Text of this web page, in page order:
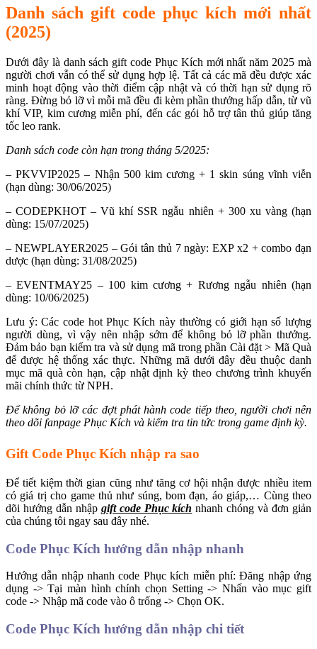
Danh sách gift code phục kích mới nhất
(2025)
Dưới đây là danh sách gift code Phục Kích mới nhất năm 2025 mà
người chơi vẫn có thể sử dụng hợp lệ. Tất cả các mã đều được xác
minh hoạt động vào thời điểm cập nhật và có thời hạn sử dụng rõ
ràng. Đừng bỏ lỡ vì mỗi mã đều đi kèm phần thưởng hấp dẫn, từ vũ
khí VIP, kim cương miễn phí, đến các gói hỗ trợ tân thủ giúp tăng
tốc leo rank.
Danh sách code còn hạn trong tháng 5/2025:
– PKVVIP2025 – Nhận 500 kim cương + 1 skin súng vĩnh viễn
(hạn dùng: 30/06/2025)
– CODEPKHOT – Vũ khí SSR ngẫu nhiên + 300 xu vàng (hạn
dùng: 15/07/2025)
– NEWPLAYER2025 – Gói tân thủ 7 ngày: EXP x2 + combo đạn
dược (hạn dùng: 31/08/2025)
– EVENTMAY25 – 100 kim cương + Rương ngẫu nhiên (hạn
dùng: 10/06/2025)
Lưu ý: Các code hot Phục Kích này thường có giới hạn số lượng
người dùng, vì vậy nên nhập sớm để không bỏ lỡ phần thưởng.
Đảm bảo bạn kiểm tra và sử dụng mã trong phần Cài đặt > Mã Quà
để được hệ thống xác thực. Những mã dưới đây đều thuộc danh
mục mã quà còn hạn, cập nhật định kỳ theo chương trình khuyến
mãi chính thức từ NPH.
Để không bỏ lỡ các đợt phát hành code tiếp theo, người chơi nên
theo dõi fanpage Phục Kích và kiểm tra tin tức trong game định kỳ.
Gift Code Phục Kích nhập ra sao
Để tiết kiệm thời gian cũng như tăng cơ hội nhận được nhiều item
có giá trị cho game thủ như súng, bom đạn, áo giáp,… Cùng theo
dõi hướng dẫn nhập gift code Phục kích nhanh chóng và đơn giản
của chúng tôi ngay sau đây nhé.
Code Phục Kích hướng dẫn nhập nhanh
Hướng dẫn nhập nhanh code Phục kích miễn phí: Đăng nhập ứng
dụng -> Tại màn hình chính chọn Setting -> Nhấn vào mục gift
code -> Nhập mã code vào ô trống -> Chọn OK.
Code Phục Kích hướng dẫn nhập chi tiết